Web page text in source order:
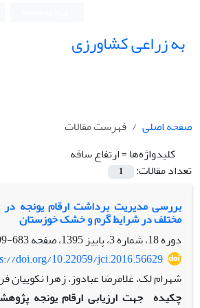
به زراعی کشاورزی
صفحه اصلی
فهرست مقالات
کلیدواژه‌ها =ارتفاع ساقه
تعداد مقالات:
1
مختلف در شرایط گرم و خشک خوزستان
دوره 18، شماره 3، پاییز 1395، صفحه
683-699
doi.org/10.22059/jci.2016.56629
شهرام لک، غلامرضا عبادوز، زهرا نکوییان فر
چکیده جهت ارزیابی ارقام یونجه